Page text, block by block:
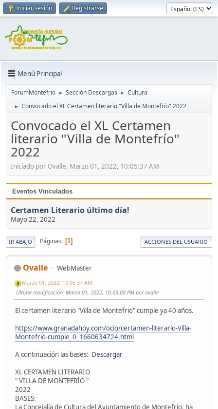
Iniciar sesión Registrarse
Menú Principal
ForumMontefrio ► Sección Descargas ► Cultura
► Convocado el XL Certamen literario "Villa de Montefrío" 2022
Convocado el XL Certamen
literario "Villa de Montefrío"
2022
Iniciado por Ovalle, Marzo 01, 2022, 10:05:37 AM
Eventos Vinculados
Certamen Literario último día!
Mayo 22, 2022
IR ABAJO Páginas 1 ACCIONES DEL USUARIO
Ovalle WebMaster
Marzo 01, 2022, 10:05:37 AM
Ultima modificación: Marzo 01, 2022, 16:05:00 PM por ovalle
El certamen literario "Villa de Montefrio" cumple ya 40 años.
https://www.granadahoy.com/ocio/certamen-literario-Villa-
Montefrio-cumple_0_1660634724.html
A continuación las bases: Descargar
XL CERTAMEN LITERARIO
" VILLA DE MONTEFRÍO "
2022
BASES:
La Concejalía de Cultura del Ayuntamiento de Montefrío, ha